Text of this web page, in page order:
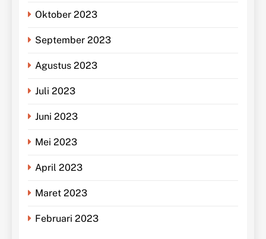
Oktober 2023
September 2023
Agustus 2023
Juli 2023
Juni 2023
Mei 2023
April 2023
Maret 2023
Februari 2023